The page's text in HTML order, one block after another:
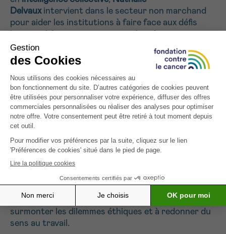
Delvauxintervient dans le secteur non marchand
pour aider les institutions à faire face aux défis
Elle travaille notamment sur :
La mise en place de politiques de réintégration
durables
La gestion des conflits de valeurs en entreprise
Le développement d’un management éthique et
participatif
L’accompagnement des équipes, managers et
collaborateurs
Collaboratrice de laLouvain School of
dispositifs innovants pour aider les organisations à
surmonter les dilemmes éthiques et à redonner du
sens au travail.